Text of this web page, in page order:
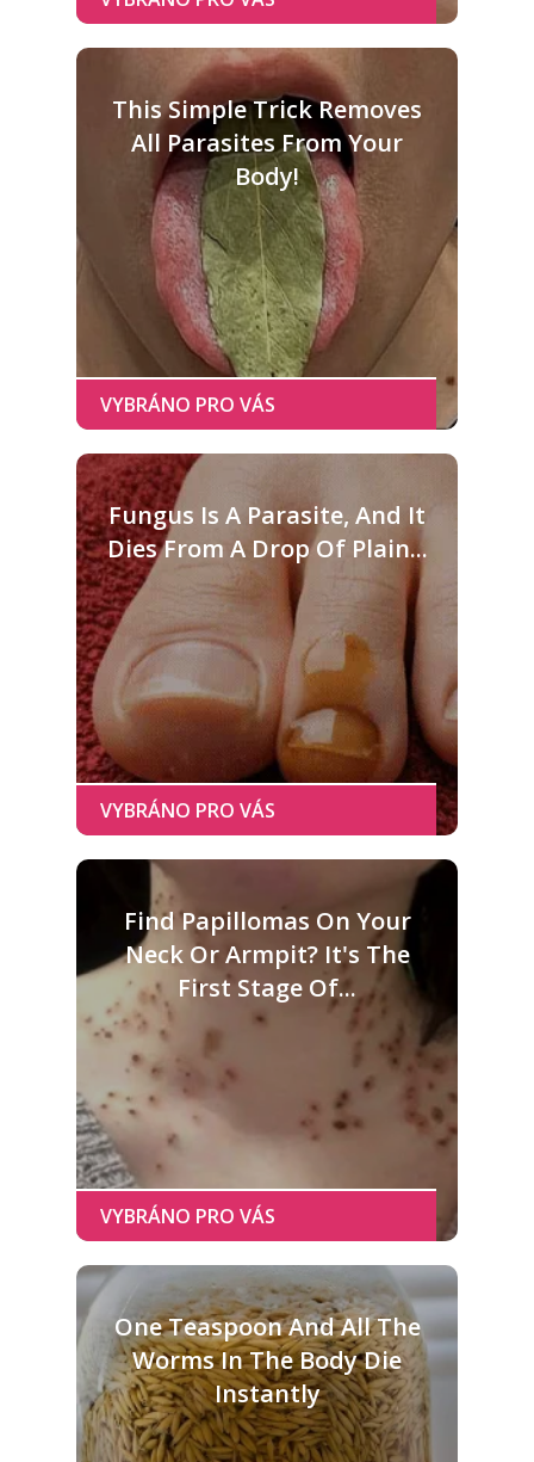
This Simple Trick Removes
All Parasites From Your
Body!
Fungus Is A Parasite, And It
Dies From A Drop Of Plain...
Find Papillomas On Your
Neck Or Armpit? It's The
First Stage Of...
One Teaspoon And All The
Worms In The Body Die
Instantly